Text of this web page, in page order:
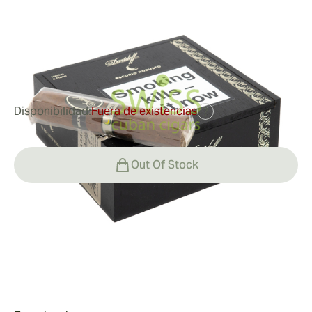
114 mm / 4.49 pulgadas
0Reseñas
Disponibilidad:Fuera de existencias ?
Out Of Stock